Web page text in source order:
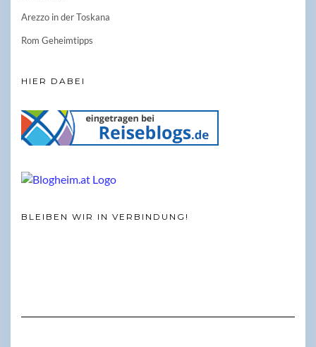
Arezzo in der Toskana
Rom Geheimtipps
HIER DABEI
BLEIBEN WIR IN VERBINDUNG!